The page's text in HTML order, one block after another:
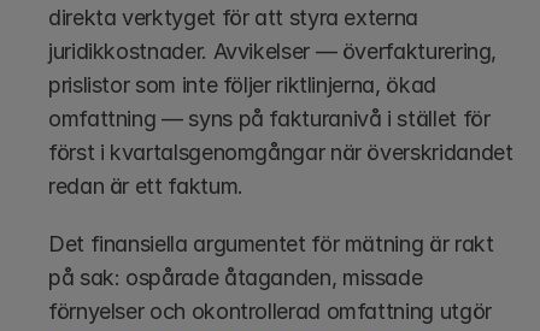
direkta verktyget för att styra externa
juridikkostnader. Avvikelser — överfakturering,
prislistor som inte följer riktlinjerna, ökad
omfattning — syns på fakturanivå i stället för
först i kvartalsgenomgångar när överskridandet
redan är ett faktum.
Det finansiella argumentet för mätning är rakt
på sak: ospårade åtaganden, missade
förnyelser och okontrollerad omfattning utgör